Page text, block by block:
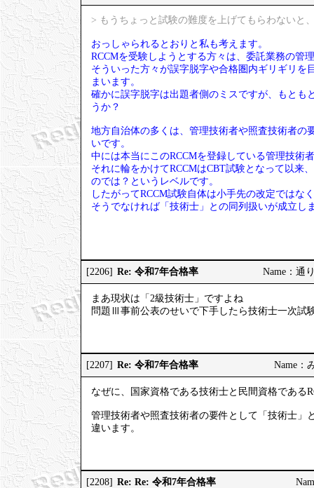
> もうちょっと試験の難度を上げてもらわないと
おっしゃられるとおりと私も考えます。
RCCMを受験しようとする方々は、委託業務の管
そういった方々が誤字脱字や合格圏内ギリギリ
まいます。
確かに誤字脱字は出題者側のミスですが、もとも
うか？
地方自治体の多くは、管理技術者や照査技術者の
いです。
中には本当にこのRCCMを登録している管理技術
それに輪をかけてRCCMはCBT試験となって以
のでは？というレベルです。
したがってRCCM試験自体は小手先の改定ではな
そうでなければ「技術士」との同列扱いが成立し
[2206] Re: 令和7年合格率 Name：通
まあ現状は「2級技術士」ですよね
問題Ⅲ事前公表のせいで下手したら技術士一次試
[2207] Re: 令和7年合格率 Name：
なぜに、国家資格である技術士と民間資格である
管理技術者や照査技術者の要件として「技術士」
違います。
[2208] Re: Re: 令和7年合格率